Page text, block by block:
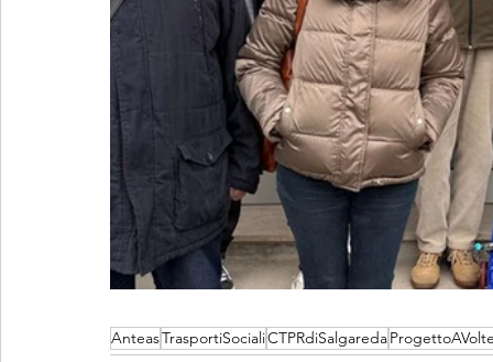
AnteasTrasportiSocialiCTPRdiSalgareda